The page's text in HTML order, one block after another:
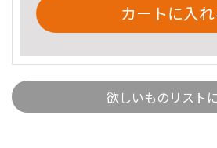
カートに入れ
欲しいものリスト